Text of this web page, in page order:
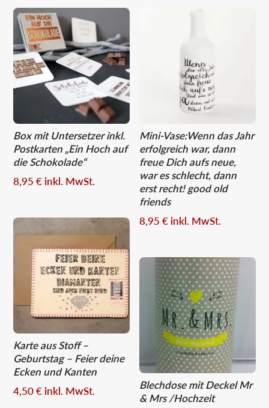
Box mit Untersetzer inkl.
Postkarten „Ein Hoch auf
die Schokolade“
8,95€ inkl. MwSt.
Mini-Vase:Wenn das Jahr
erfolgreich war, dann
freue Dich aufs neue,
war es schlecht, dann
erst recht! good old
friends
8,95€ inkl. MwSt.
Karte aus Stoff –
Geburtstag – Feier deine
Ecken und Kanten
4,50€ inkl. MwSt.
Blechdose mit Deckel Mr
& Mrs /Hochzeit